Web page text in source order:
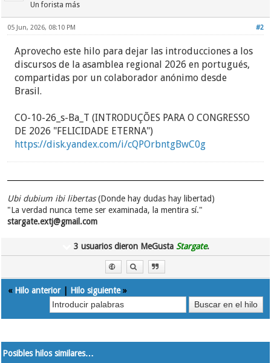
Un forista más
#2
05 Jun, 2026, 08:10 PM
Aprovecho este hilo para dejar las introducciones a los
discursos de la asamblea regional 2026 en portugués,
compartidas por un colaborador anónimo desde
Brasil.
CO-10-26_s-Ba_T (INTRODUÇÕES PARA O CONGRESSO
DE 2026 "FELICIDADE ETERNA")
https://disk.yandex.com/i/cQPOrbntgBwC0g
Ubi dubium ibi libertas(Donde hay dudas hay libertad)
"La verdad nunca teme ser examinada, la mentira sí."
stargate.extj@gmail.com
3 usuarios dieron MeGusta Stargate.
« Hilo anterior| Hilo siguiente»
Posibles hilos similares…